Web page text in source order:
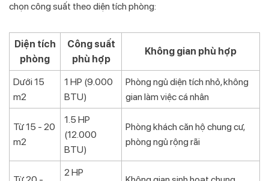
chọn công suất theo diện tích phòng:
Diện tích
phòng
Công suất
phù hợp
Không gian phù hợp
Dưới 15
m2
1 HP (9.000
BTU)
Phòng ngủ diện tích nhỏ, không
gian làm việc cá nhân
Từ 15 - 20
m2
1.5 HP
(12.000
BTU)
Phòng khách căn hộ chung cư,
phòng ngủ rộng rãi
2 HP